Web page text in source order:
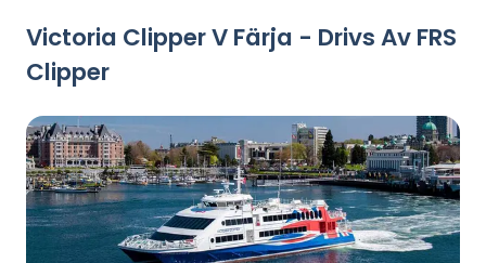
Victoria Clipper V Färja - Drivs Av FRS
Clipper